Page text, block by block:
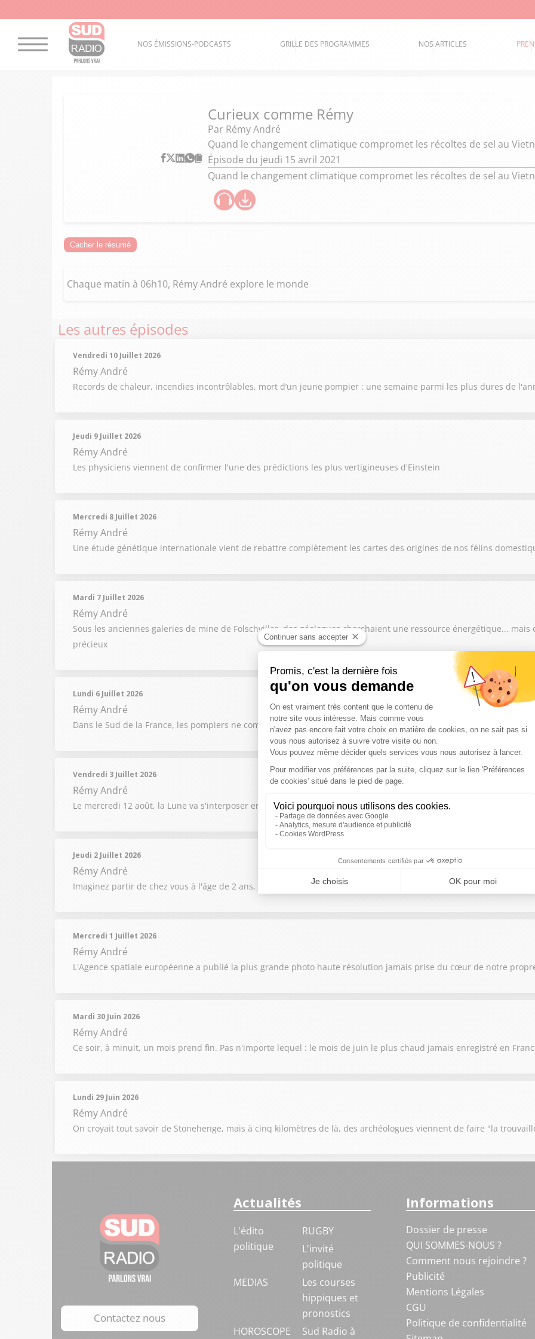
NOS ÉMISSIONS-PODCASTS GRILLE DES PROGRAMMES NOS ARTICLES
Curieux comme Rémy
Par Rémy André
Quand le changement climatique compromet les récoltes de sel au
Épisode du jeudi 15 avril 2021
Quand le changement climatique compromet les récoltes de sel au
Cacher le résumé
Chaque matin à 06h10, Rémy André explore le monde
Les autres épisodes
Vendredi 10 Juillet 2026
Rémy André
Records de chaleur, incendies incontrôlables, mort d’un jeune pompier : une semaine parmi les plus dures de
Jeudi 9 Juillet 2026
Rémy André
Les physiciens viennent de confirmer l'une des prédictions les plus vertigineuses d'Einstein
Mercredi 8 Juillet 2026
Rémy André
Une étude génétique internationale vient de rebattre complètement les cartes des origines de nos félins
Mardi 7 Juillet 2026
Rémy André
Sous les anciennes galeries de mine de Folschviller, des géologues cherchaient une ressource énergétique...
précieux
Lundi 6 Juillet 2026
Rémy André
Dans le Sud de la France, les pompiers ne comptent plus les foyers d'incendie depuis plusieurs jours
Vendredi 3 Juillet 2026
Rémy André
Le mercredi 12 août, la Lune va s'interposer entre la Terre et le Soleil, provoquant la plus grande éclipse solaire
Jeudi 2 Juillet 2026
Rémy André
Imaginez partir de chez vous à l'âge de 2 ans, traverser l'océan pendant 30 ans, et revenir vous installer dans la
Mercredi 1 Juillet 2026
Rémy André
L'Agence spatiale européenne a publié la plus grande photo haute résolution jamais prise du cœur de notre
Mardi 30 Juin 2026
Rémy André
Ce soir, à minuit, un mois prend fin. Pas n'importe lequel : le mois de juin le plus chaud jamais enregistré en
Lundi 29 Juin 2026
Rémy André
On croyait tout savoir de Stonehenge, mais à cinq kilomètres de là, des archéologues viennent de faire "la
Contactez nous
Actualités
L'édito
politique
RUGBY
L'invité
politique
MEDIAS
Les courses
hippiques et
pronostics
HOROSCOPE
Sud Radio à
Informations
Dossier de presse
QUI SOMMES-NOUS ?
Comment nous rejoindre ?
Publicité
Mentions Légales
CGU
Politique de confidentialité